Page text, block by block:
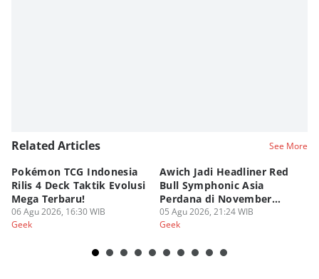
Related Articles See More
Pokémon TCG Indonesia
Rilis 4 Deck Taktik Evolusi
Mega Terbaru!
06 Agu 2026, 16:30 WIB
Geek
Awich Jadi Headliner Red
Bull Symphonic Asia
Perdana di November
2026!
05 Agu 2026, 21:24 WIB
Geek